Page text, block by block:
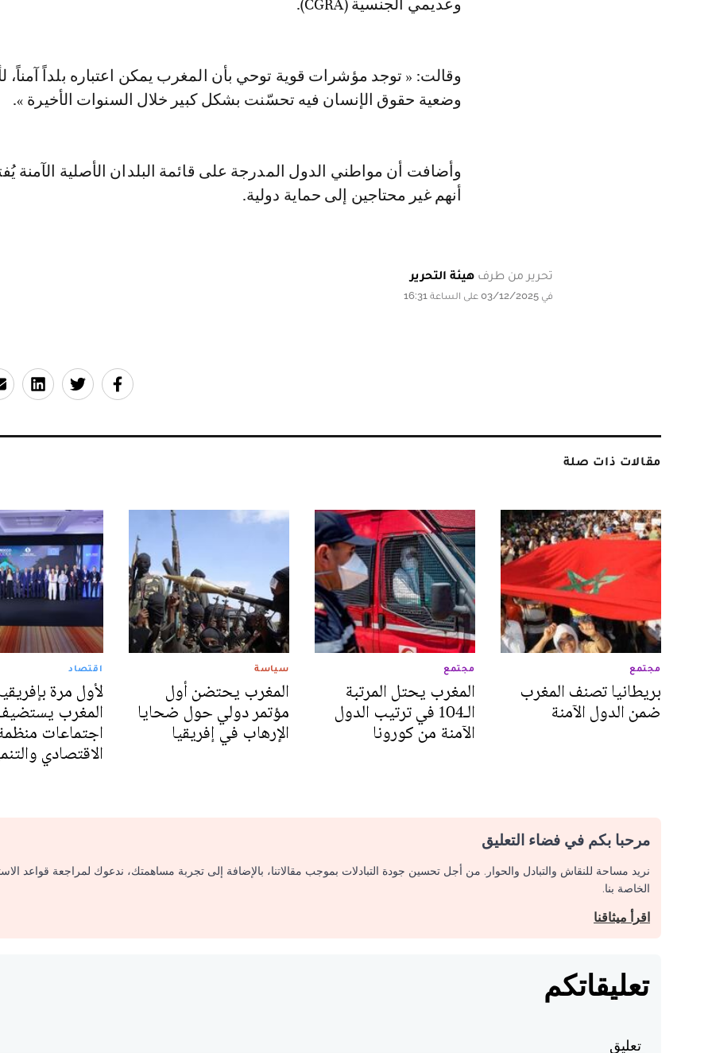
وعديمي الجنسية (CGRA).
وقالت: « توجد مؤشرات قوية توحي بأن المغرب يمكن اعتباره بلداً آمناً،
وضعية حقوق الإنسان فيه تحسّنت بشكل كبير خلال السنوات الأخيرة ».
وأضافت أن مواطني الدول المدرجة على قائمة البلدان الأصلية الآمنة
أنهم غير محتاجين إلى حماية دولية.
تحرير من طرف هيئة التحرير
في 03/12/2025 على الساعة 16:31
مقالات ذات صلة
مجتمع
بريطانيا تصنف المغرب
ضمن الدول الآمنة
مجتمع
المغرب يحتل المرتبة
الـ104 في ترتيب الدول
الآمنة من كورونا
سياسة
المغرب يحتضن أول
مؤتمر دولي حول ضحايا
الإرهاب في إفريقيا
اقتصاد
لأول مرة
المغرب
اجتماعات
الاقتصادي
مرحبا بكم في فضاء التعليق
نريد مساحة للنقاش والتبادل والحوار. من أجل تحسين جودة التبادلات بموجب مقالاتنا، بالإضافة إلى تجربة مساهمتك، ندعوك لمراجعة قواعد
الخاصة بنا.
اقرأ ميثاقنا
تعليقاتكم
تعليق